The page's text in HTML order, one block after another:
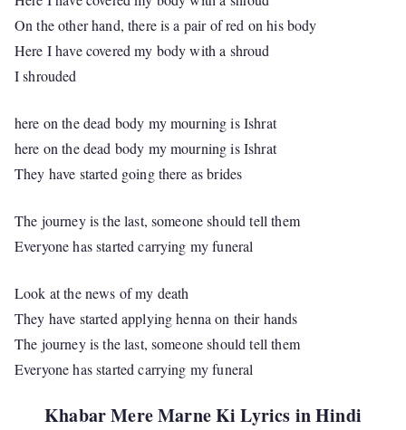
On the other hand, there is a pair of red on his body
Here I have covered my body with a shroud
I shrouded
here on the dead body my mourning is Ishrat
here on the dead body my mourning is Ishrat
They have started going there as brides
The journey is the last, someone should tell them
Everyone has started carrying my funeral
Look at the news of my death
They have started applying henna on their hands
The journey is the last, someone should tell them
Everyone has started carrying my funeral
Khabar Mere Marne Ki Lyrics in Hindi